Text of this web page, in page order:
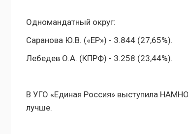
Одномандатный округ:
Саранова Ю.В. («ЕР») - 3.844 (27,65%).
Лебедев О.А. (КПРФ) - 3.258 (23,44%).
В УГО «Единая Россия» выступила
лучше.